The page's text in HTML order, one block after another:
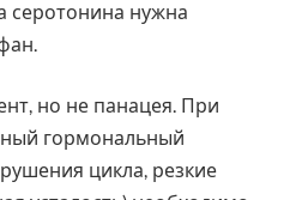
серотонина нужна
но не панацея. При
гормональный
цикла, резкие